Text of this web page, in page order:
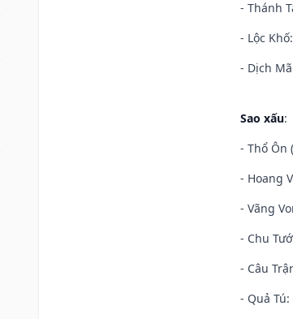
- Thánh
- Lộc
- Dịch
Sao xấu:
- Thổ Ôn
- Hoang
- Vãng
- Chu
- Câu
- Quả